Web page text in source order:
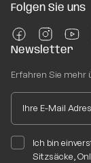
Folgen Sie uns
Newsletter
Erfahren Sie mehr
Ich bin
Sitzsäcke,